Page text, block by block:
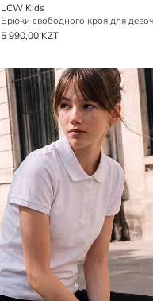
LCW Kids
Брюки свободного кроя для
5 990,00 KZT